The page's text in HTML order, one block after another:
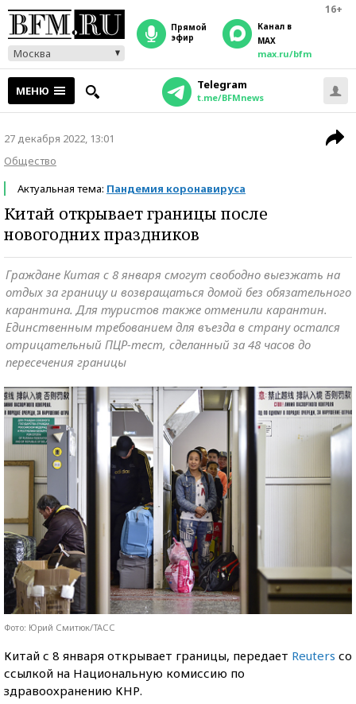
16+
Москва
прямой
эфир
Канал в
MAX
max.ru/bfm
МЕНЮ Telegram
t.me/BFMnews
27 декабря 2022, 13:01
Общество
Актуальная тема: Пандемия коронавируса
Китай открывает границы после
новогодних праздников
Граждане Китая с 8 января смогут свободно выезжать на
отдых за границу и возвращаться домой без обязательного
карантина. Для туристов также отменили карантин.
Единственным требованием для въезда в страну остался
отрицательный ПЦР-тест, сделанный за 48 часов до
пересечения границы
Фото: Юрий Смитюк/ТАСС
Китай с 8 января открывает границы, передает Reuters со
ссылкой на Национальную комиссию по
здравоохранению КНР.